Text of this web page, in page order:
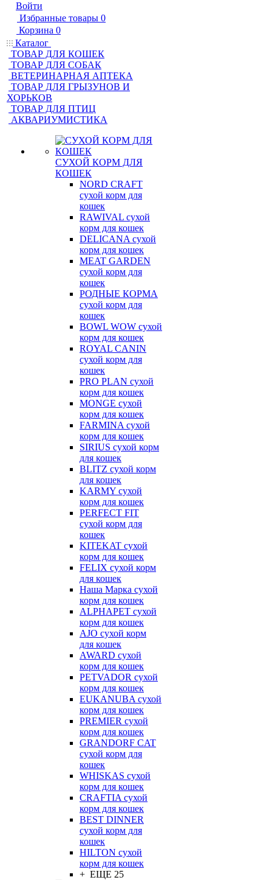
Войти
Избранные товары 0
Корзина 0
Каталог
ТОВАР ДЛЯ КОШЕК
ТОВАР ДЛЯ СОБАК
ВЕТЕРИНАРНАЯ АПТЕКА
ТОВАР ДЛЯ ГРЫЗУНОВ И
ХОРЬКОВ
ТОВАР ДЛЯ ПТИЦ
АКВАРИУМИСТИКА
СУХОЙ КОРМ ДЛЯ
КОШЕК
NORD CRAFT
сухой корм для
кошек
RAWIVAL сухой
корм для кошек
DELICANA сухой
корм для кошек
MEAT GARDEN
сухой корм для
кошек
РОДНЫЕ КОРМА
сухой корм для
кошек
BOWL WOW сухой
корм для кошек
ROYAL CANIN
сухой корм для
кошек
PRO PLAN сухой
корм для кошек
MONGE сухой
корм для кошек
FARMINA сухой
корм для кошек
SIRIUS сухой корм
для кошек
BLITZ сухой корм
для кошек
KARMY сухой
корм для кошек
PERFECT FIT
сухой корм для
кошек
KITEKAT сухой
корм для кошек
FELIX сухой корм
для кошек
Наша Марка сухой
корм для кошек
ALPHAPET сухой
корм для кошек
AJO сухой корм
для кошек
AWARD сухой
корм для кошек
PETVADOR сухой
корм для кошек
EUKANUBA сухой
корм для кошек
PREMIER сухой
корм для кошек
GRANDORF CAT
сухой корм для
кошек
WHISKAS сухой
корм для кошек
CRAFTIA сухой
корм для кошек
BEST DINNER
сухой корм для
кошек
HILTON сухой
корм для кошек
+ ЕЩЕ 25